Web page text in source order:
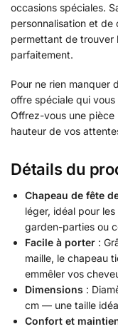
occasions spéciales.
personnalisation et de
permettant de trouver
parfaitement.
Pour ne rien
offre spéciale qui
Offrez-vous une pièce
hauteur de vos
Détails du
Chapeau de fête
léger, idéal pour
garden-parties ou
Facile à porter :
maille, le chapeau
emmêler vos
Dimensions :
cm — une taille
Confort et